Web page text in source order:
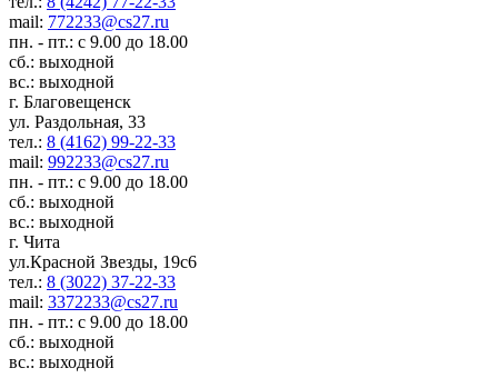
mail: 772233@cs27.ru
пн. - пт.: с 9.00 до 18.00
сб.: выходной
вс.: выходной
г. Благовещенск
ул. Раздольная, 33
тел.: 8 (4162) 99-22-33
mail: 992233@cs27.ru
пн. - пт.: с 9.00 до 18.00
сб.: выходной
вс.: выходной
г. Чита
ул.Красной Звезды, 19с6
тел.: 8 (3022) 37-22-33
mail: 3372233@cs27.ru
пн. - пт.: с 9.00 до 18.00
сб.: выходной
вс.: выходной